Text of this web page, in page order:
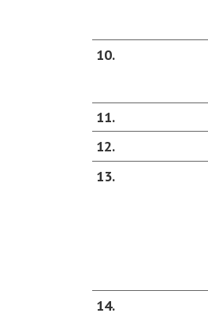
10
11
12
13
14